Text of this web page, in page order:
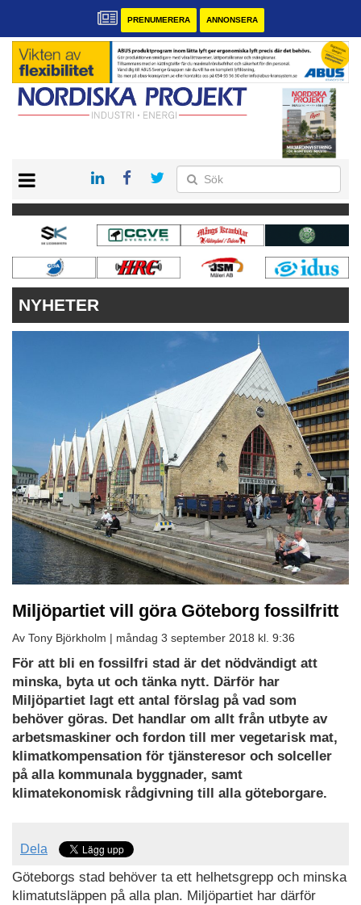
PRENUMERERA ANNONSERA
KONTAKT
VÅRA ANDRA MAGASIN
PRENUMERERA
ANNONSERA
NYHETER
Miljöpartiet vill göra Göteborg fossilfritt
Av Tony Björkholm | måndag 3 september 2018 kl. 9:36
För att bli en fossilfri stad är det nödvändigt att
minska, byta ut och tänka nytt. Därför har
Miljöpartiet lagt ett antal förslag på vad som
behöver göras. Det handlar om allt från utbyte av
arbetsmaskiner och fordon till mer vegetarisk mat,
klimatkompensation för tjänsteresor och solceller
på alla kommunala byggnader, samt
klimatekonomisk rådgivning till alla göteborgare.
Dela
Göteborgs stad behöver ta ett helhetsgrepp och minska
klimatutsläppen på alla plan. Miljöpartiet har därför